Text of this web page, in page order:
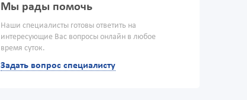
Мы рады помочь
Наши специалисты готовы ответить на
интересующие Вас вопросы онлайн в любое
время суток.
Задать вопрос специалисту